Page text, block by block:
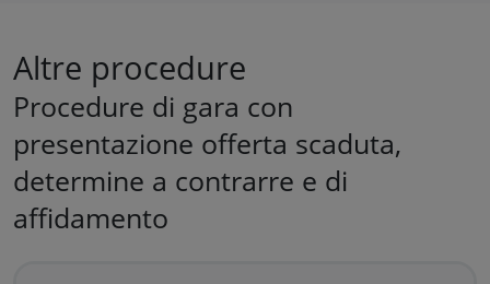
Altre procedure
Procedure di gara con
presentazione offerta scaduta,
determine a contrarre e di
affidamento